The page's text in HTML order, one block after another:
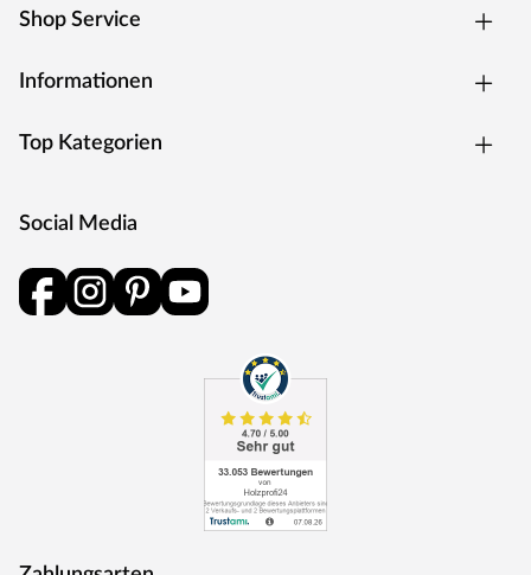
Shop Service
Informationen
Top Kategorien
Social Media